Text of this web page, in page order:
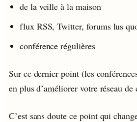
de la veille à la maison
flux RSS, Twitter, forums lus
conférence régulières
Sur ce dernier point (les
en plus d’améliorer votre réseau de
C’est sans doute ce point qui